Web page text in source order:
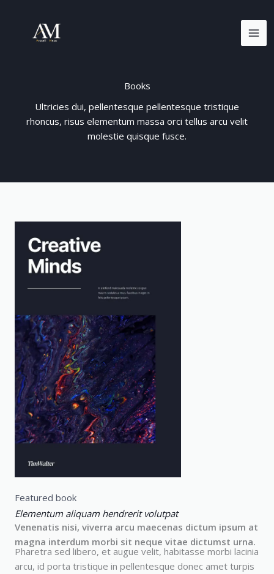
contenido
Books
Ultricies dui, pellentesque pellentesque tristique
rhoncus, risus elementum massa orci tellus arcu velit
molestie quisque fusce.
Featured book
Elementum aliquam hendrerit volutpat​
Venenatis nisi, viverra arcu maecenas dictum ipsum at
magna interdum morbi sit neque vitae dictumst urna.
Pharetra sed libero, et augue velit, habitasse morbi lacinia
arcu, id porta tristique in pellentesque donec amet turpis